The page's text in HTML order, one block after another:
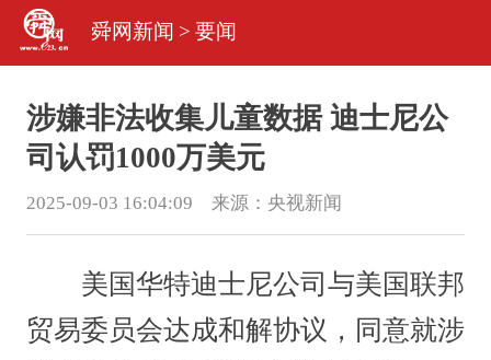
舜网新闻 > 要闻
涉嫌非法收集儿童数据 迪士尼公
司认罚1000万美元
2025-09-03 16:04:09 来源： 央视新闻
美国华特迪士尼公司与美国联邦
贸易委员会达成和解协议，同意就涉